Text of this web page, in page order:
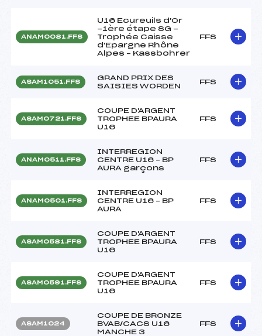
ANAM0081.FFS
U16 Ecureuils d'Or
-1ère étape SG -
Trophée Caisse
d'Epargne Rhône
Alpes – Kassbohrer
FFS
ASAM1051.FFS
GRAND PRIX DES
SAISIES WORDEN
FFS
ASAM0721.FFS
COUPE D'ARGENT
TROPHEE BPAURA
U16
FFS
ANAM0511.FFS
INTERREGION
CENTRE U16 – BP
AURA garçons
FFS
ANAM0501.FFS
INTERREGION
CENTRE U16 – BP
AURA
FFS
ASAM0581.FFS
COUPE D'ARGENT
TROPHEE BPAURA
U16
FFS
ASAM0591.FFS
COUPE D'ARGENT
TROPHEE BPAURA
U16
FFS
ASAM1024
COUPE DE BRONZE
BVAB/CACS U16
MANCHE 3
FFS